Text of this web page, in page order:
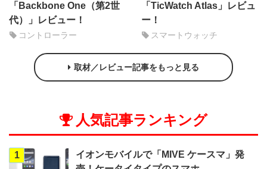
「Backbone One（第2世
代）」レビュー！
コントローラー
「TicWatch Atlas」レビュ
ー！
スマートウォッチ
取材／レビュー記事をもっと見る
人気記事ランキング
1
イオンモバイルで「MIVE ケースマ」発